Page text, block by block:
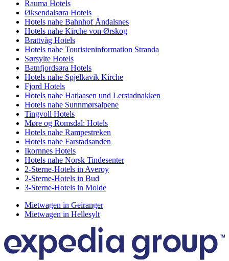
Rauma Hotels
Øksendalsøra Hotels
Hotels nahe Bahnhof Åndalsnes
Hotels nahe Kirche von Ørskog
Brattvåg Hotels
Hotels nahe Touristeninformation Stranda
Sørsylte Hotels
Batnfjordsøra Hotels
Hotels nahe Spjelkavik Kirche
Fjord Hotels
Hotels nahe Hatlaasen und Lerstadnakken
Hotels nahe Sunnmørsalpene
Tingvoll Hotels
Møre og Romsdal: Hotels
Hotels nahe Rampestreken
Hotels nahe Farstadsanden
Ikornnes Hotels
Hotels nahe Norsk Tindesenter
2-Sterne-Hotels in Averoy
2-Sterne-Hotels in Bud
3-Sterne-Hotels in Molde
Mietwagen in Geiranger
Mietwagen in Hellesylt